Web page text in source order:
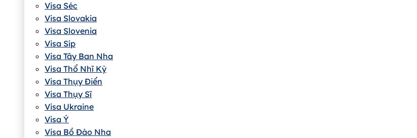
Visa Séc
Visa Slovakia
Visa Slovenia
Visa Síp
Visa Tây Ban Nha
Visa Thổ Nhĩ Kỳ
Visa Thụy Điển
Visa Thụy Sĩ
Visa Ukraine
Visa Ý
Visa Bồ Đào Nha